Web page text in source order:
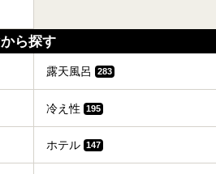
ら探す
露天風呂 283
冷え性 195
ホテル 147